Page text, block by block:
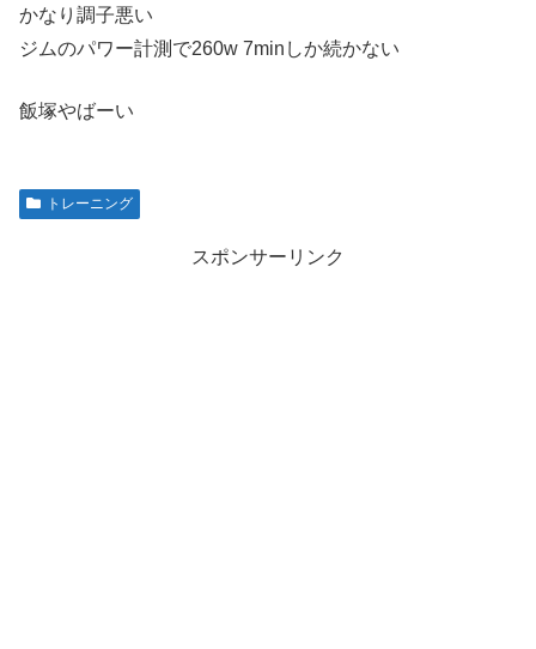
かなり調子悪い
ジムのパワー計測で260w 7minしか続かない
飯塚やばーい
トレーニング
スポンサーリンク